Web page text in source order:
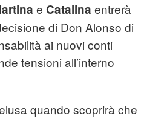
e Catalina entrerà
di Don Alonso di
ai nuovi conti
tensioni all’interno
quando scoprirà che